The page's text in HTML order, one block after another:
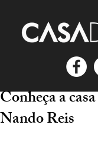
Conheça a
Nando Reis